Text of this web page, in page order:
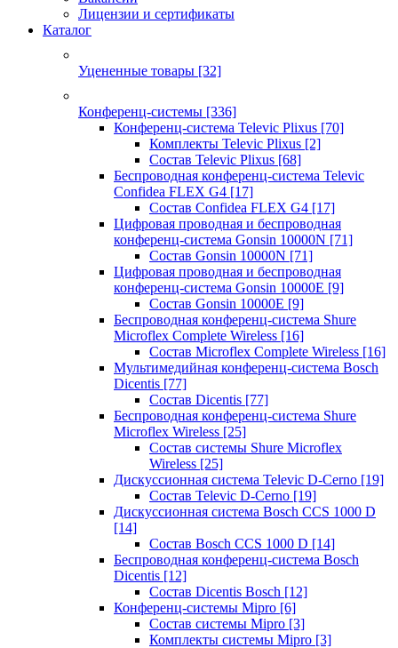
Лицензии и сертификаты
Каталог
Уцененные товары [32]
Конференц-системы [336]
Конференц-система Televic Plixus [70]
Комплекты Televic Plixus [2]
Состав Televic Plixus [68]
Беспроводная конференц-система Televic
Confidea FLEX G4 [17]
Состав Confidea FLEX G4 [17]
Цифровая проводная и беспроводная
конференц-система Gonsin 10000N [71]
Состав Gonsin 10000N [71]
Цифровая проводная и беспроводная
конференц-система Gonsin 10000E [9]
Состав Gonsin 10000E [9]
Беспроводная конференц-система Shure
Microflex Complete Wireless [16]
Состав Microflex Complete Wireless [16]
Мультимедийная конференц-система Bosch
Dicentis [77]
Состав Dicentis [77]
Беспроводная конференц-система Shure
Microflex Wireless [25]
Состав системы Shure Microflex
Wireless [25]
Дискуссионная система Televic D-Cerno [19]
Состав Televic D-Cerno [19]
Дискуссионная система Bosch CCS 1000 D
[14]
Состав Bosch CCS 1000 D [14]
Беспроводная конференц-система Bosch
Dicentis [12]
Состав Dicentis Bosch [12]
Конференц-системы Mipro [6]
Состав системы Mipro [3]
Комплекты системы Mipro [3]